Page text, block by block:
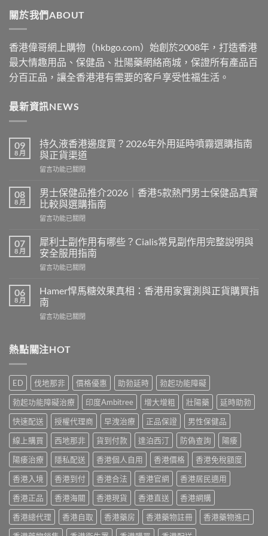
關於我們ABOUT
香港偉哥網上購物（hkbgo.com）始創於2008年，打造香港
最大情趣用品、保健品、壯陽藥網絡商城，保證所有產品百
分百正品，讓全香港港有需要的客戶享受性福生活。
最新資訊NEWS
09
8 月
持久液香港邊度買？2026年外用延時噴霧選購指南
與正貨渠道
在
久
液
香
港
度
買？
2026
年
用
延
噴
購
與
正
貨
渠
道〉
中
留言功能已關閉
08
8 月
男士保健品推介2026｜香港5款熱門男士保健品真實
比較與選購指南
在
士
保
健
品
介
2026
｜
香
款
男
士
保
健
品
真
實
比
較
與
選
購
指
南〉
中
留言功能已關閉
07
8 月
犀利士副作用有哪些？Cialis常見副作用完整說明與
安全服用指南
在
利
士
副
作
哪
常
見
副
作
用
完
整
說
明
與
安
全
服
用
指
南〉
留言功能已關閉
06
8 月
Hamer悍馬糖效果真相：香港用家實測與正貨購買指
南
在
馬
糖
果
真
相：
香
港
用
家
實
測
與
正
貨
購
買
指
南〉
留言功能已關閉
熱點關注HOT
ED 伐地那非 價格優惠 助勃延時
勃起功能障礙
勃起功能障礙治療
印度Ambitree 增大增粗 壯陽藥
延時助勃
快速配送
授權代理商 早洩治療 正品保證
男性保健品
線上購買
西地那非 貨到付款 達泊西汀 防偽查詢
陽痿
陽痿治療
隱私配送 香港個人自用 香港價格
香港免稅額度
香港入境
香港到付 香港合法 香港官網
香港居民適用
香港正品
香港海關 香港現貨 香港直送
香港網購
香港總代理
香港自取 香港藥房 香港藥物註冊
香港藥物進口